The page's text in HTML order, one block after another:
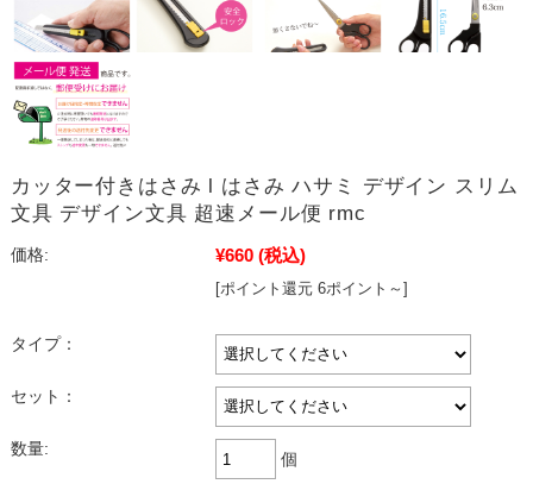
カッター付きはさみ l はさみ ハサミ デザイン スリム
文具 デザイン文具 超速メール便 rmc
価格: ¥660 (税込)
[ポイント還元 6ポイント～]
タイプ：
セット：
数量:
個